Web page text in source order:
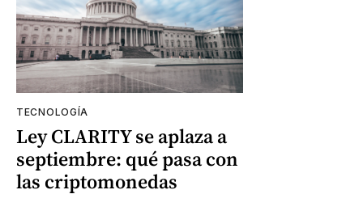
TECNOLOGÍA
Ley CLARITY se aplaza a
septiembre: qué pasa con
las criptomonedas